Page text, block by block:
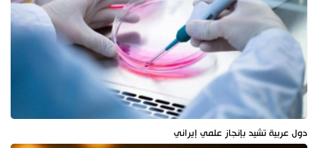
دول عربية تشيد بإنجاز علمي إيراني